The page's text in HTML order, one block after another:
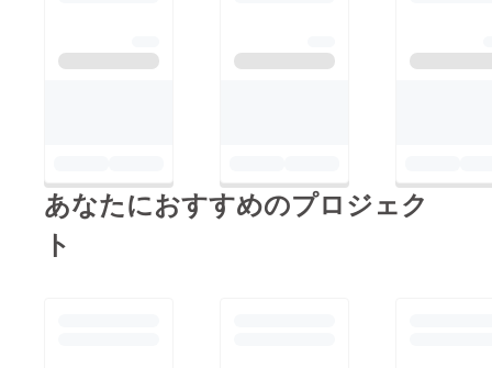
作品の
内容の
頼例：
「詩の
あなたにおすすめのプロジェク
ト